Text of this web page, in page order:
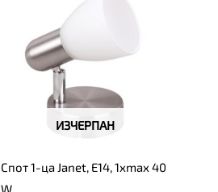
ИЗЧЕРПАН
Спот 1-ца Janet, E14, 1xmax 40
W